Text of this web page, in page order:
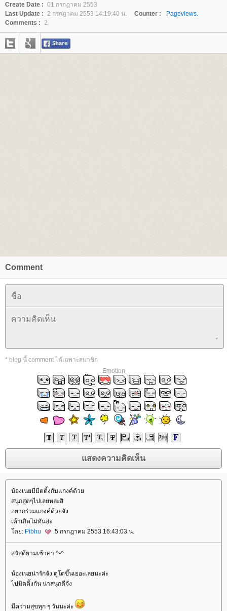
Create Date : 01 กรกฎาคม 2553
Last Update :
2 กรกฎาคม 2553 14:19:40 น. Counter :
Pageviews.
Comments :
2
Comment
* blog นี้ comment ได้เฉพาะสมาชิก
Emotion
น้องเนยมีมีตติ้งกับแกงค์ด้ว
สนุกสุดๆไปเลยหล่ะสิ
อยากร่วมแกงค์ด้วยจัง
เค้าเกิดไม่ทันอ่ะ
ดย: Pibhu 5 กรกฎาคม 2553 16:43:03 น.
สวัสดียามเช้าค่า ^-^
น้องเนยน่ารักจัง ดูโตขึ้นเยอะเลยนะค่ะ
ไปมิตติ้งกัน น่าสนุกดีจัง
มีความสุขทุก ๆ วันนะค่ะ